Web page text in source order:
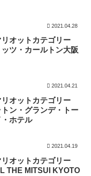
2021.04.28
リオットカテゴリー
ッツ・カールトン大阪
2021.04.21
リオットカテゴリー
トン・グランデ・トー
ホテル
2021.04.19
リオットカテゴリー
THE MITSUI KYOTO